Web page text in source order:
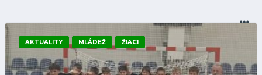
AKTUALITY MLÁDEŽ ŽIACI